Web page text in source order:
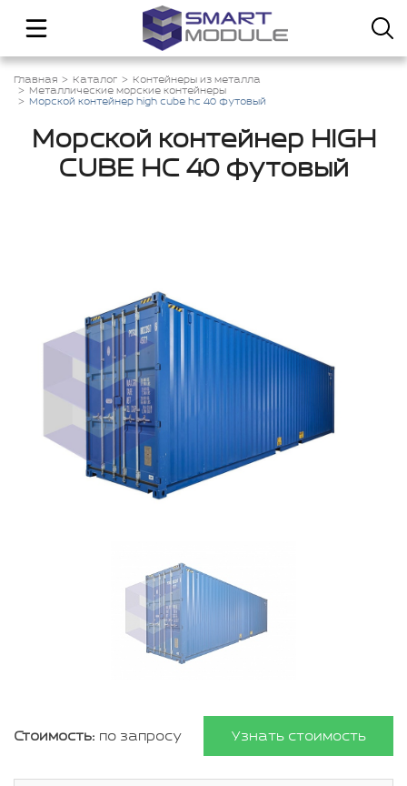
Главная Каталог
Контейнеры из металла
Металлические морские контейнеры
Морской контейнер high cube hc 40 футовый
Морской контейнер HIGH
CUBE HC 40 футовый
Стоимость: по запросу Узнать стоимость